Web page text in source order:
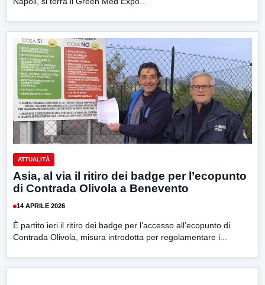
ATTUALITÀ
Asia, al via il ritiro dei badge per l’ecopunto
di Contrada Olivola a Benevento
14 APRILE 2026
È partito ieri il ritiro dei badge per l’accesso all’ecopunto di
Contrada Olivola, misura introdotta per regolamentare i...